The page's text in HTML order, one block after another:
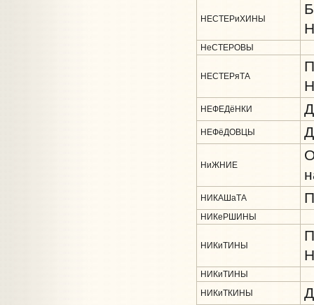
НЕСТЕРиХИНЫ
НеСТЕРОВЫ
НЕСТЕРяТА
НЕФЕДёНКИ
НЕФёДОВЦЫ
НиЖНИЕ
НИКАШаТА
НИКеРШИНЫ
НИКиТИНЫ
НИКиТИНЫ
НИКиТКИНЫ